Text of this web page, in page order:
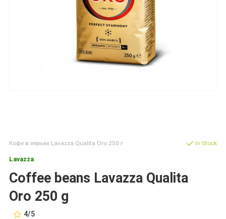
Кофе в зернах Lavazza Qualita Oro 250 г
Lavazza
Coffee beans Lavazza Qualita
Oro 250 g
4/5
In Stock